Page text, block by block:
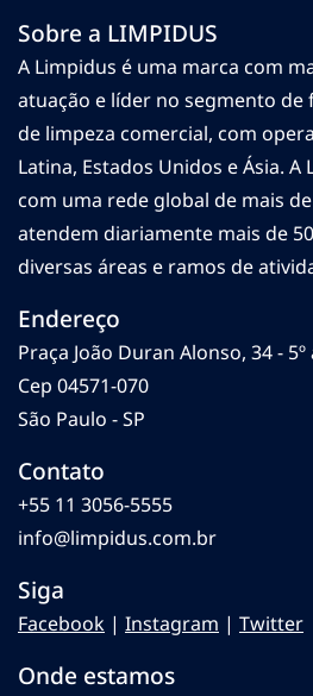
Sobre a LIMPIDUS
A Limpidus é uma marca com
atuação e líder no segmento de
de limpeza comercial, com
Latina, Estados Unidos e Ásia.
com uma rede global de mais
atendem diariamente mais de
diversas áreas e ramos de
Endereço
Praça João Duran Alonso, 34 -
Cep 04571-070
São Paulo - SP
Contato
+55 11 3056-5555
info@limpidus.com.br
Siga
Facebook | Instagram | Twitter
Onde estamos